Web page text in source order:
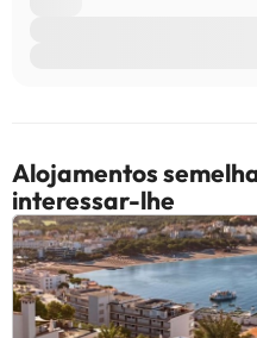
Alojamentos
interessar-lhe